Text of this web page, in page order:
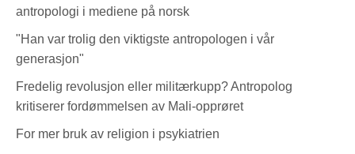
antropologi i mediene på norsk
"Han var trolig den viktigste antropologen i vår
generasjon"
Fredelig revolusjon eller militærkupp? Antropolog
kritiserer fordømmelsen av Mali-opprøret
For mer bruk av religion i psykiatrien